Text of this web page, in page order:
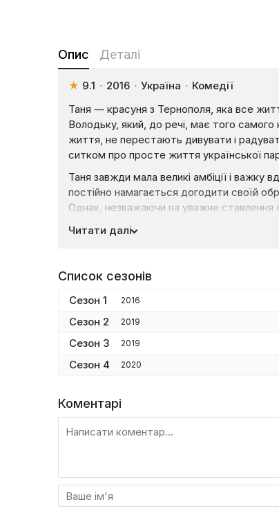
Опис Деталі
★ 9.1 · 2016 · Україна · Комедії
Таня — красуня з Тернополя, яка все
Володьку, який, до речі, має того
життя, не перестають дивувати і
ситком про просте життя української
Таня завжди мала великі амбіції і
постійно намагається догодити своїй
Однак, незважаючи на уважне ставлення
як перший хлопець на селі, щоб
кохання. Як же сімейній парі вдається
Читати далі
Список сезонів
Сезон 1 2016
Сезон 2 2019
Сезон 3 2019
Сезон 4 2020
Коментарі